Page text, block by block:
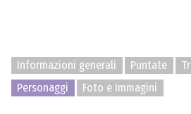
Informazioni generali Puntate
Personaggi
Foto e Immagini